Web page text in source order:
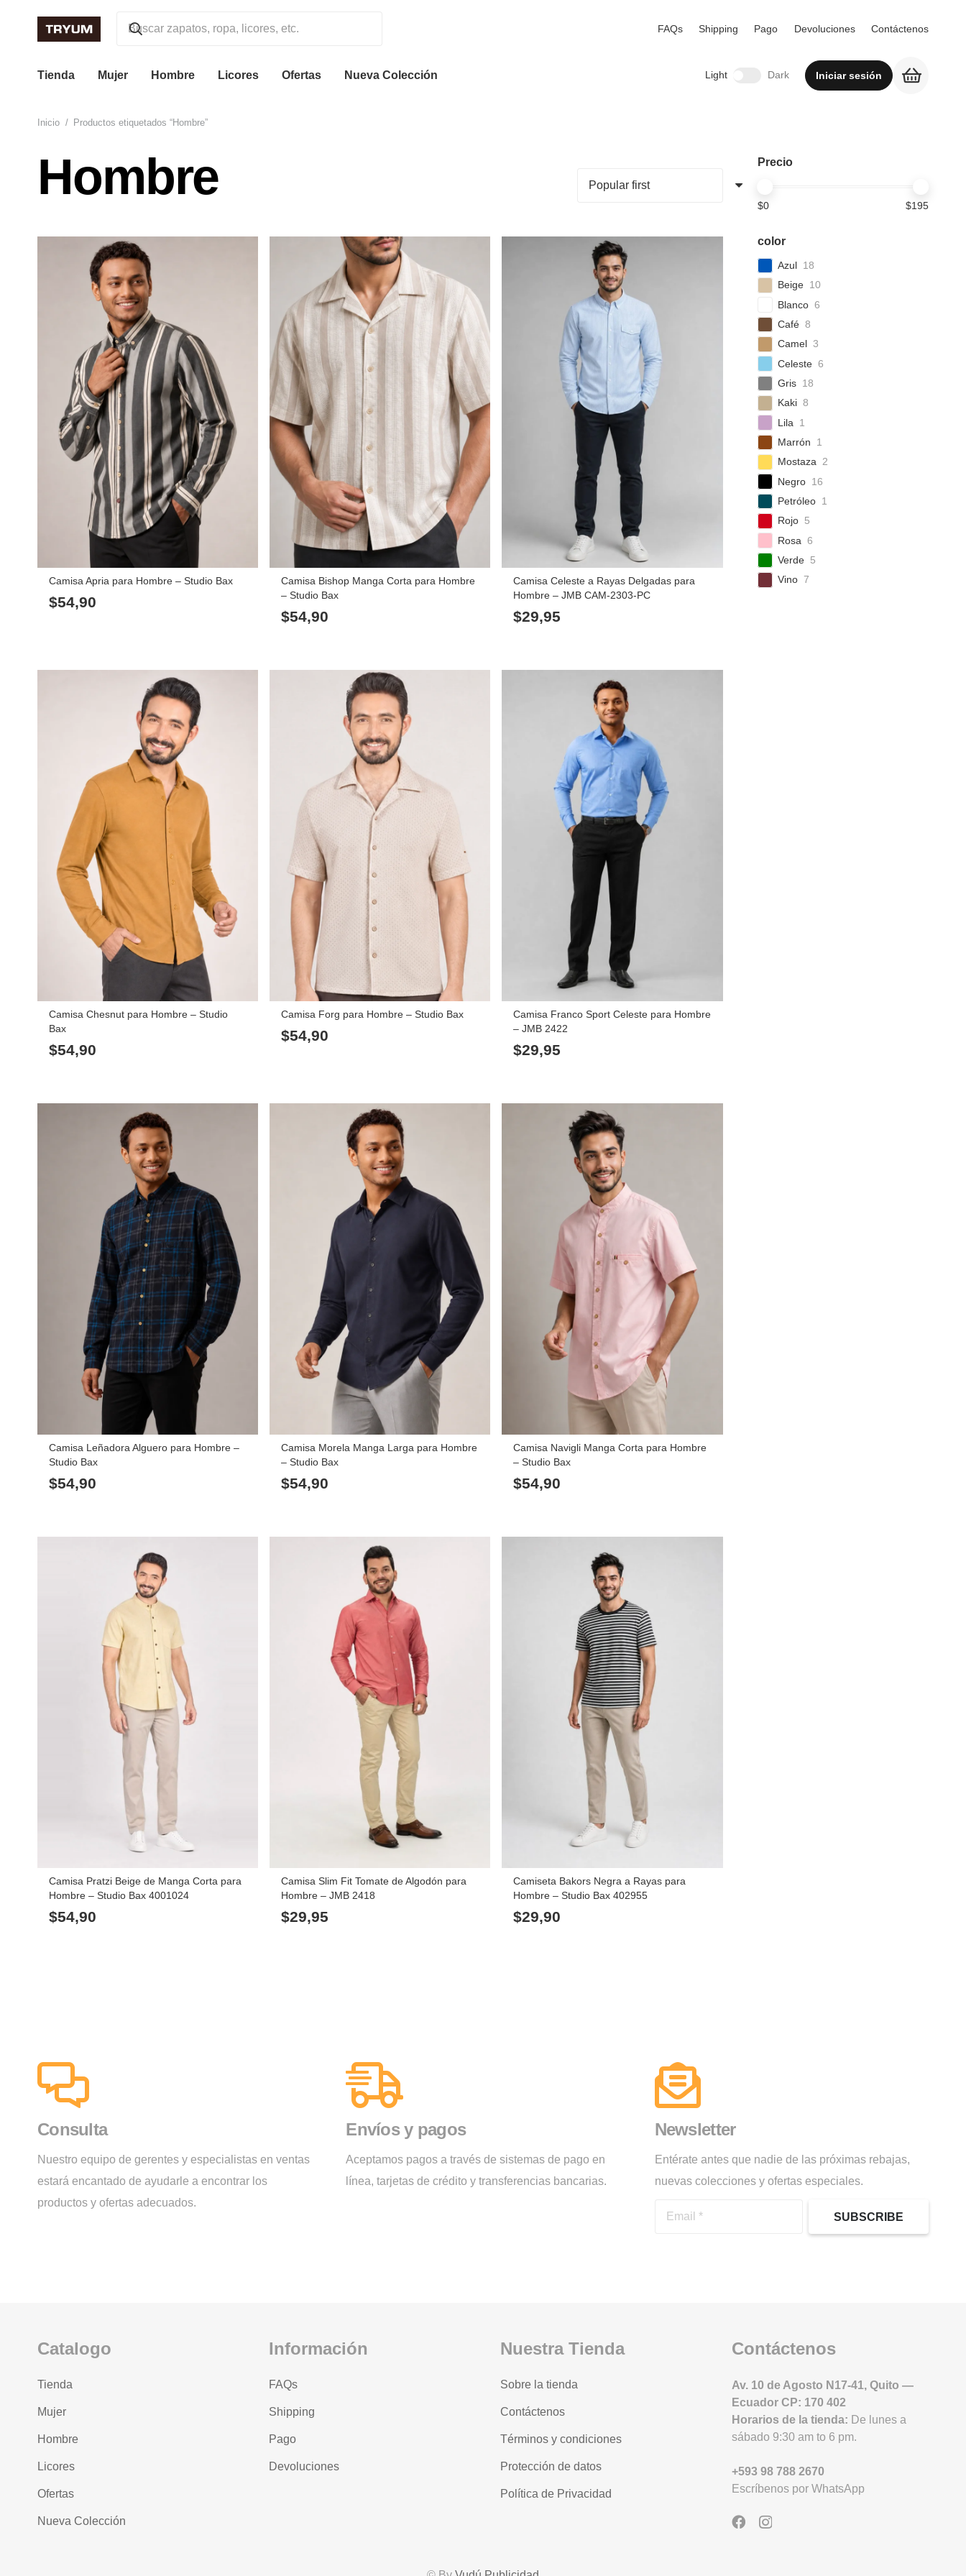
FAQs Shipping Pago Devoluciones Contáctenos
Tienda Mujer Hombre Licores Ofertas Nueva Colección Light Dark Iniciar sesión
Inicio / Productos etiquetados “Hombre”
Hombre
Camisa Apria para Hombre – Studio Bax
$54,90
Camisa Bishop Manga Corta para Hombre
– Studio Bax
$54,90
Camisa Celeste a Rayas Delgadas para
Hombre – JMB CAM-2303-PC
$29,95
Camisa Chesnut para Hombre – Studio
Bax
$54,90
Camisa Forg para Hombre – Studio Bax
$54,90
Camisa Franco Sport Celeste para Hombre
– JMB 2422
$29,95
Camisa Leñadora Alguero para Hombre –
Studio Bax
$54,90
Camisa Morela Manga Larga para Hombre
– Studio Bax
$54,90
Camisa Navigli Manga Corta para Hombre
– Studio Bax
$54,90
Camisa Pratzi Beige de Manga Corta para
Hombre – Studio Bax 4001024
$54,90
Camisa Slim Fit Tomate de Algodón para
Hombre – JMB 2418
$29,95
Camiseta Bakors Negra a Rayas para
Hombre – Studio Bax 402955
$29,90
Precio
$0 $195
color
Azul 18
Beige 10
Blanco 6
Café 8
Camel 3
Celeste 6
Gris 18
Kaki 8
Lila
1
Marrón
1
Mostaza 2
Negro 16
Petróleo 1
Rojo 5
Rosa 6
Verde 5
Vino 7
Consulta
Nuestro equipo de gerentes y especialistas en ventas
estará encantado de ayudarle a encontrar los
productos y ofertas adecuados.
Envíos y pagos
Aceptamos pagos a través de sistemas de pago en
línea, tarjetas de crédito y transferencias bancarias.
Newsletter
Entérate antes que nadie de las próximas rebajas,
nuevas colecciones y ofertas especiales.
SUBSCRIBE
Catalogo
Tienda
Mujer
Hombre
Licores
Ofertas
Nueva Colección
Información
FAQs
Shipping
Pago
Devoluciones
Nuestra Tienda
Sobre la tienda
Contáctenos
Términos y condiciones
Protección de datos
Política de Privacidad
Contáctenos
Av. 10 de Agosto N17-41, Quito —
Ecuador CP: 170 402
Horarios de la tienda: De lunes a
sábado 9:30 am to 6 pm.
+593 98 788 2670
Escríbenos por WhatsApp